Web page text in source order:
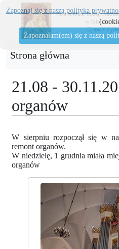
Strona główna
21.08 -
organów
W sierpniu rozpoczął się w
remont organów.
W niedzielę, 1 grudnia miała
organów
Zapoznaj się z naszą polityka
Zapoznałam(em) się z naszą